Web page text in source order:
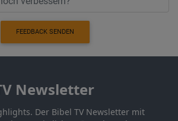
FEEDBACK SENDEN
Newsletter
Der Bibel TV Newsletter mit